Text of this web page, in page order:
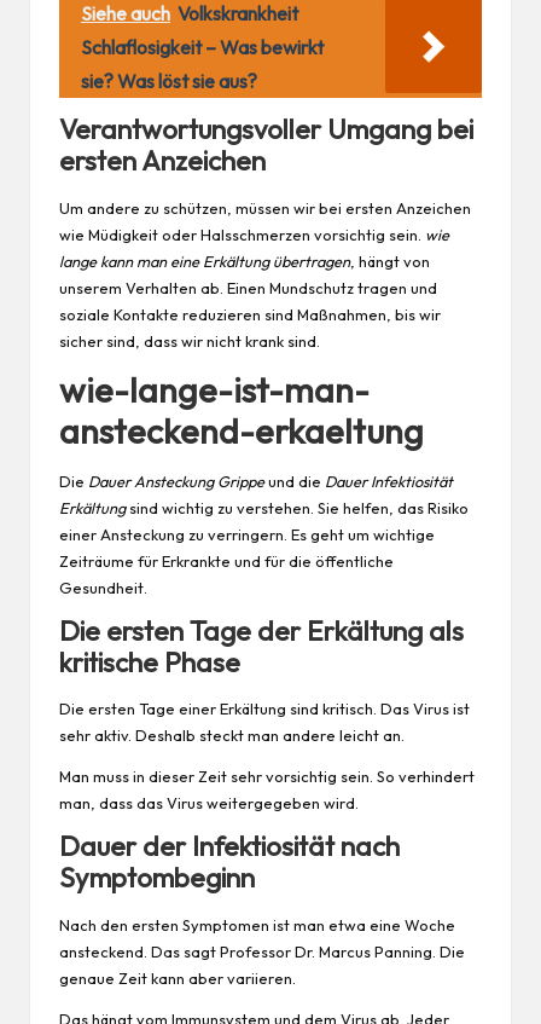
Siehe auch Volkskrankheit
Schlaflosigkeit – Was bewirkt
sie? Was löst sie aus?
Verantwortungsvoller Umgang bei
ersten Anzeichen
Um andere zu schützen, müssen wir bei ersten Anzeichen
wie Müdigkeit oder Halsschmerzen vorsichtig sein. wie
lange kann man eine Erkältung übertragen, hängt von
unserem Verhalten ab. Einen Mundschutz tragen und
soziale Kontakte reduzieren sind Maßnahmen, bis wir
sicher sind, dass wir nicht krank sind.
wie-lange-ist-man-
ansteckend-erkaeltung
Die Dauer Ansteckung Grippeund die Dauer Infektiosität
Erkältungsind wichtig zu verstehen. Sie helfen, das Risiko
einer Ansteckung zu verringern. Es geht um wichtige
Zeiträume für Erkrankte und für die öffentliche
Gesundheit.
Die ersten Tage der Erkältung als
kritische Phase
Die ersten Tage einer Erkältung sind kritisch. Das Virus ist
sehr aktiv. Deshalb steckt man andere leicht an.
Man muss in dieser Zeit sehr vorsichtig sein. So verhindert
man, dass das Virus weitergegeben wird.
Dauer der Infektiosität nach
Symptombeginn
Nach den ersten Symptomen ist man etwa eine Woche
ansteckend. Das sagt Professor Dr. Marcus Panning. Die
genaue Zeit kann aber variieren.
Das hängt vom Immunsystem und dem Virus ab. Jeder